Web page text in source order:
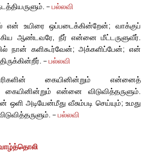
– பல்லவி
என் உயிரை ஒப்படைக்கின்றேன்; வாக்குப்
ஆண்டவரே, நீர் என்னை மீட்டருளுவீர்.
நான் களிகூர்வேன்; அக்களிப்பேன்; என்
– பல்லவி
கையினின்றும் என்னைத்
கையினின்றும் என்னை விடுவித்தருளும்.
ஒளி அடியேன்மீது வீசும்படி செய்யும்; உமது
– பல்லவி